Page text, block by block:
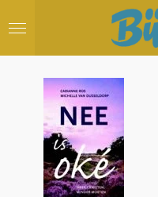
direct
hoofdinhoud